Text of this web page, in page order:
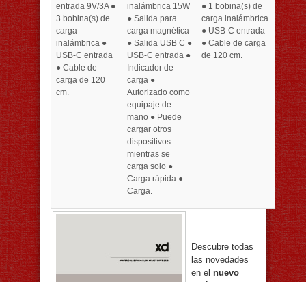
entrada 9V/3A ●
3 bobina(s) de
carga
inalámbrica ●
USB-C entrada
● Cable de
carga de 120
cm.
inalámbrica 15W
● Salida para
carga magnética
● Salida USB C ●
USB-C entrada ●
Indicador de
carga ●
Autorizado como
equipaje de
mano ● Puede
cargar otros
dispositivos
mientras se
carga solo ●
Carga rápida ●
Carga.
● 1 bobina(s) de
carga inalámbrica
● USB-C entrada
● Cable de carga
de 120 cm.
Descubre todas
las novedades
en el nuevo